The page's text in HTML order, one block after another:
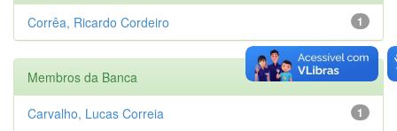
1
Corrêa, Ricardo Cordeiro
Membros da Banca
1
Carvalho, Lucas Correia